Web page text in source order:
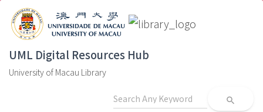
UML Digital Resources Hub
University of Macau Library
search